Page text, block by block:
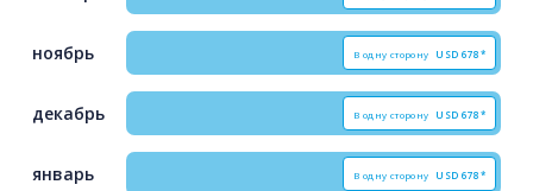
ноябрь В одну сторону USD 678*
декабрь В одну сторону USD 678*
январь В одну сторону USD 678*